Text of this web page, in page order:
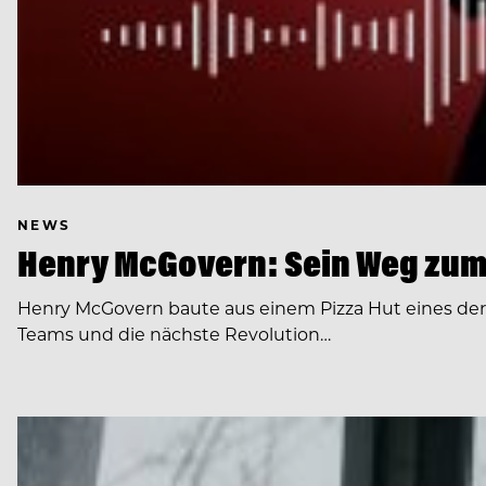
NEWS
Henry McGovern: Sein Weg
Henry McGovern baute aus einem Pizza Hut eines
Teams und die nächste Revolution…